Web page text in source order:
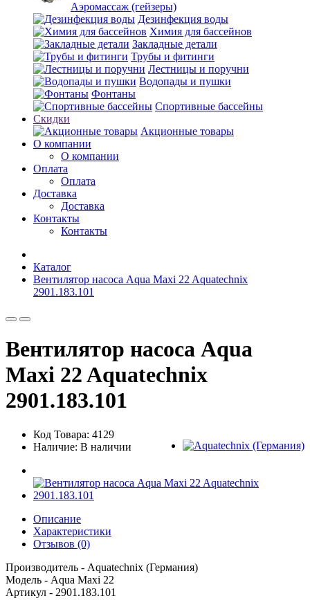
Аэромассаж (гейзеры)
Дезинфекция воды
Химия для бассейнов
Закладные детали
Трубы и фитинги
Лестницы и поручни
Водопады и пушки
Фонтаны
Спортивные бассейны
Скидки
Акционные товары
О компании
О компании
Оплата
Оплата
Доставка
Доставка
Контакты
Контакты
Каталог
Вентилятор насоса Aqua Maxi 22 Aquatechnix
2901.183.101
Вентилятор насоса Aqua
Maxi 22 Aquatechnix
2901.183.101
Код Товара: 4129
Наличие: В наличии
Описание
Характеристики
Отзывов (0)
Производитель - Aquatechnix (Германия)
Модель - Aqua Maxi 22
Артикул - 2901.183.101